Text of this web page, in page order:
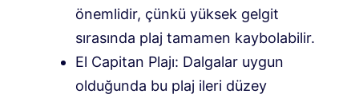
önemlidir, çünkü yüksek gelgit
sırasında plaj tamamen kaybolabilir.
El Capitan Plajı: Dalgalar uygun
olduğunda bu plaj ileri düzey